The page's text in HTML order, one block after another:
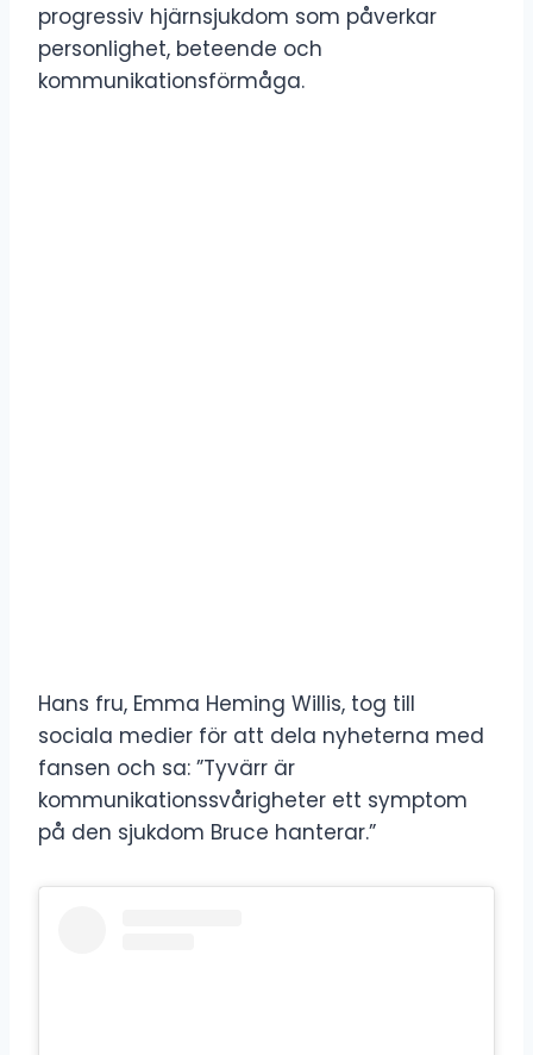
progressiv hjärnsjukdom som påverkar
personlighet, beteende och
kommunikationsförmåga.
Hans fru, Emma Heming Willis, tog till
sociala medier för att dela nyheterna med
fansen och sa: ”Tyvärr är
kommunikationssvårigheter ett symptom
på den sjukdom Bruce hanterar.”